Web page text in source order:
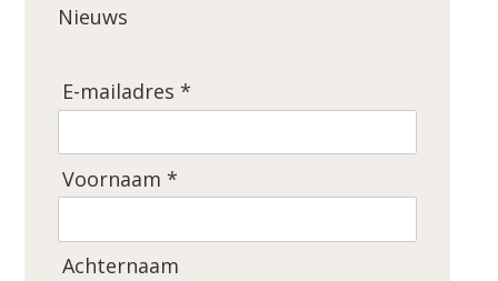
Nieuws
E-mailadres *
Voornaam *
Achternaam